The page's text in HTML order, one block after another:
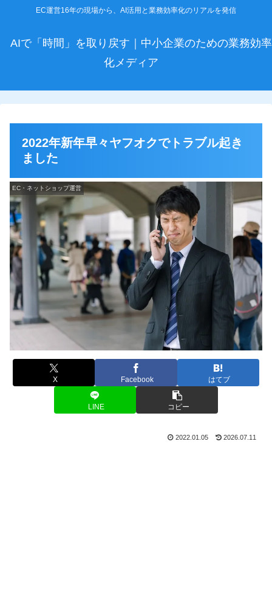
EC運営16年の現場から、AI活用と業務効率化のリアルを発信
AIで「時間」を取り戻す｜中小企業のための業務効率
化メディア
2022年新年早々ヤフオクでトラブル起き
ました
EC・ネットショップ運営
X Facebook はてブ
LINE コピー
2022.01.05 2026.07.11